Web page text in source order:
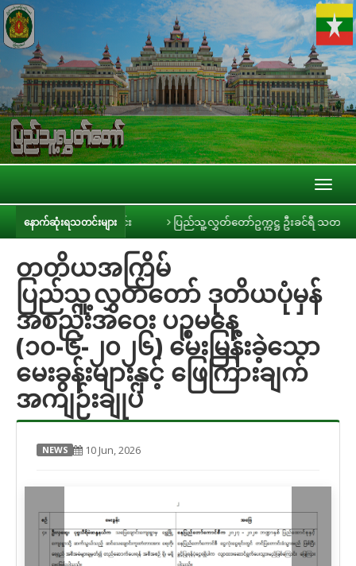
နောက်ဆုံးရသတင်းများ
ါင်းစပ်ညှိနှိုင်းခြင်း ပြည်သူ့လွှတ်တော်ဥက္ကဋ္ဌ ဦးခင်ရီ သတင်းမီဒီယာမ
တတိယအကြိမ်
ပြည်သူ့လွှတ်တော် ဒုတိယပုံမှန်
အစည်းအဝေး ပဉ္စမနေ့
(၁၀-၆-၂၀၂၆) မေးမြန်းခဲ့သော
မေးခွန်းများနှင့် ဖြေကြားချက်
အကျဉ်းချုပ်
NEWS 10 Jun, 2026